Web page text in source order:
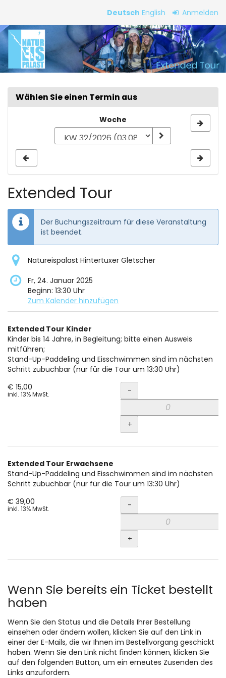
Inhalt
springen
Deutsch English Anmelden
Extended
Tour
Wählen Sie einen Termin aus
zur
Woche
Extended Tour
Der Buchungszeitraum für diese Veranstaltung
ist beendet.
Natureispalast Hintertuxer Gletscher
Fr, 24. Januar 2025
Beginn: 13:30 Uhr
Zum Kalender hinzufügen
Produkte
Unkategorisierte
Produkte
Extended Tour Kinder
Kinder bis 14 Jahre, in Begleitung; bitte einen Ausweis
mitführen;
Stand-Up-Paddeling und Eisschwimmen sind im nächsten
Schritt zubuchbar (nur für die Tour um 13:30 Uhr)
€ 15,00
inkl. 13% MwSt. Menge
-
+
Extended Tour Erwachsene
Stand-Up-Paddeling und Eisschwimmen sind im nächsten
Schritt zubuchbar (nur für die Tour um 13:30 Uhr)
€ 39,00
inkl. 13% MwSt. Menge
-
+
Wenn Sie bereits ein Ticket bestellt
haben
Wenn Sie den Status und die Details Ihrer Bestellung
einsehen oder ändern wollen, klicken Sie auf den Link in
einer der E-Mails, die wir Ihnen im Bestellvorgang geschickt
haben. Wenn Sie den Link nicht finden können, klicken Sie
auf den folgenden Button, um ein erneutes Zusenden des
Links anzufordern.